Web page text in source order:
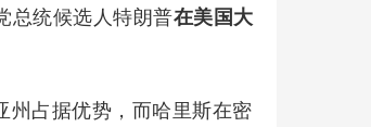
总统候选人特朗普在美国大
州占据优势，而哈里斯在密